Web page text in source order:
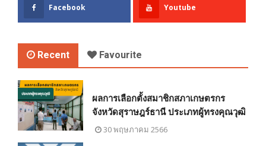
Facebook Youtube
Recent Favourite
ผลการเลือกตั้งสมาชิกสภาเกษตรกร
จังหวัดสุราษฎร์ธานี ประเภทผู้ทรงคุณวุฒิ
30 พฤษภาคม 2566